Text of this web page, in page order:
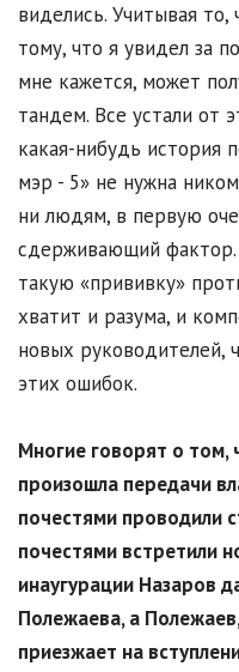
виделись. Учитывая
тому, что я увидел за
мне кажется, может
тандем. Все устали от
какая-нибудь история
мэр - 5» не нужна
ни людям, в первую
сдерживающий
такую «прививку»
хватит и разума, и
новых руководителей,
этих ошибок.
Многие говорят о том,
произошла передачи
почестями проводили
почестями встретили
инаугурации Назаров
Полежаева, а
приезжает на